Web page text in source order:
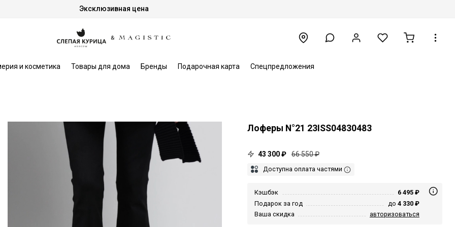
Эксклюзивная цена
и косметика Товары для дома Бренды Подарочная карта Спецпредложения
Лоферы N°21 23ISS04830483
43 300 ₽ 66 550 ₽
Доступна оплата частями
Кэшбэк
6 495 ₽
Подарок за год
до 4 330 ₽
Ваша скидка
авторизоваться